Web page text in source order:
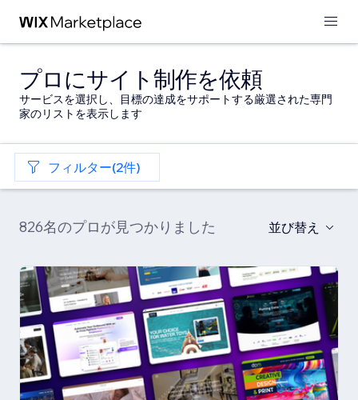
プロにサイト制作を依頼
サービスを選択し、目標の達成をサポートする厳選された専門
家のリストを表示します
フィルター(2件)
826名のプロが見つかりました 並び替え